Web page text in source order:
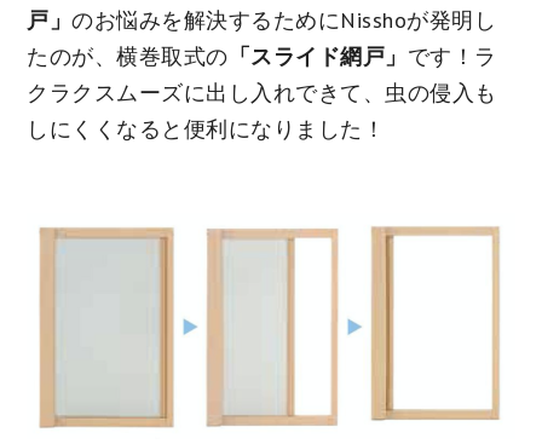
戸」のお悩みを解決するためにNisshoが発明し
たのが、横巻取式の 「スライド網戸」 です！ラ
クラクスムーズに出し入れできて、虫の侵入も
しにくくなると便利になりました！